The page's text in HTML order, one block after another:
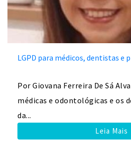
LGPD para médicos, dentistas e
Por Giovana Ferreira De Sá
médicas e odontológicas e os
da...
Leia Mais